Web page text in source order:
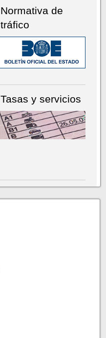
Normativa de
tráfico
Tasas y servicios